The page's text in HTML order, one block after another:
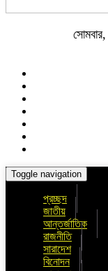
Toggle navigation
প্রচ্ছদ
জাতীয়
আন্তর্জাতিক
রাজনীতি
সারাদেশ
বিনোদন